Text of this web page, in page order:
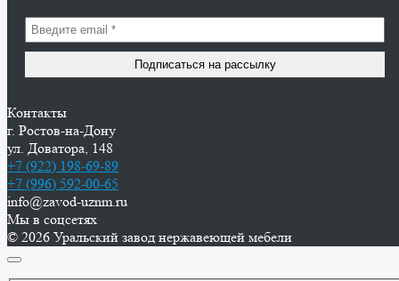
Контакты
г. Ростов-на-Дону
ул. Доватора, 148
+7 (922) 198-69-89
+7 (996) 592-00-65
info@zavod-uznm.ru
Мы в соцсетях
© 2026 Уральский завод нержавеющей мебели